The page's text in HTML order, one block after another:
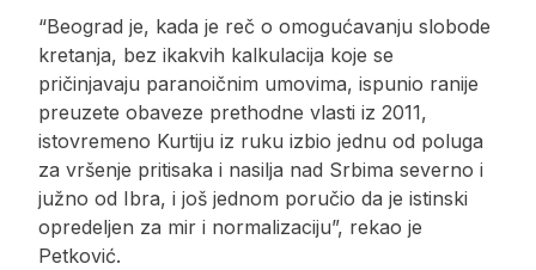
“Beograd je, kada je reč o omogućavanju slobode
kretanja, bez ikakvih kalkulacija koje se
pričinjavaju paranoičnim umovima, ispunio ranije
preuzete obaveze prethodne vlasti iz 2011,
istovremeno Kurtiju iz ruku izbio jednu od poluga
za vršenje pritisaka i nasilja nad Srbima severno i
južno od Ibra, i još jednom poručio da je istinski
opredeljen za mir i normalizaciju”, rekao je
Petković.